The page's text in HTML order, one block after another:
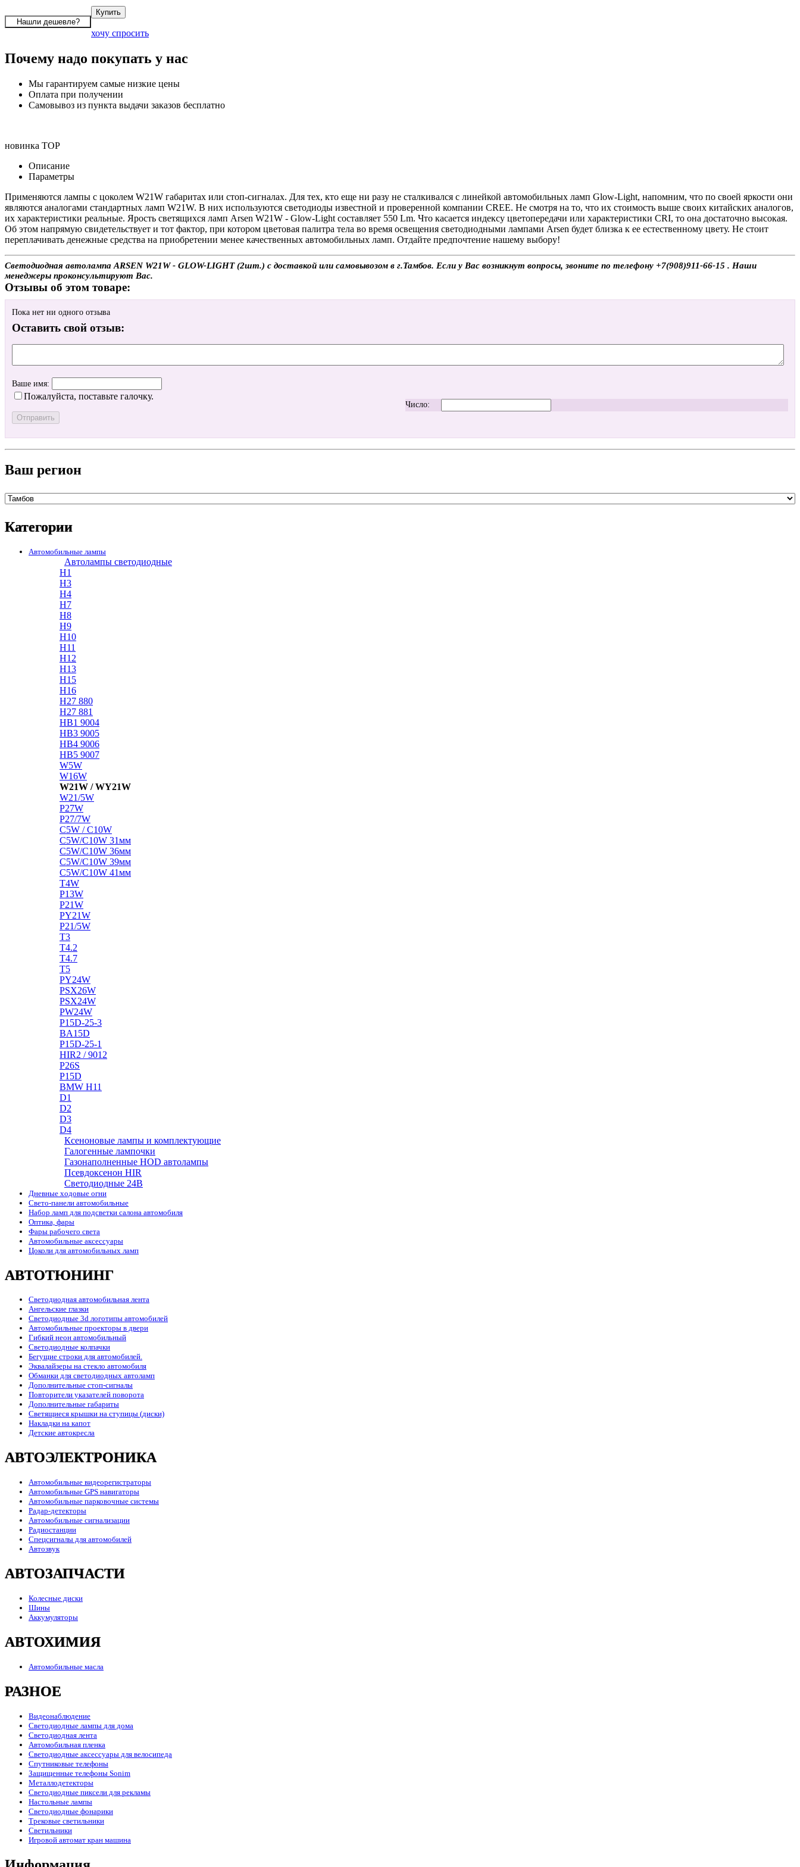
хочу спросить
Почему надо покупать у нас
Мы гарантируем самые низкие цены
Оплата при получении
Самовывоз из пункта выдачи заказов бесплатно
новинка TOP
Описание
Параметры
Применяются лампы с цоколем W21W габаритах или стоп-сигналах. Для тех, кто еще ни разу не сталкивался с линейкой автомобильных ламп Glow-Light, напомним, что по своей яркости они
являются аналогами стандартных ламп W21W. В них используются светодиоды известной и проверенной компании CREE. Не смотря на то, что их стоимость выше своих китайских аналогов,
их характеристики реальные. Ярость светящихся ламп Arsen W21W - Glow-Light составляет 550 Lm. Что касается индексу цветопередачи или характеристики CRI, то она достаточно высокая.
Об этом напрямую свидетельствует и тот фактор, при котором цветовая палитра тела во время освещения светодиодными лампами Arsen будет близка к ее естественному цвету. Не стоит
переплачивать денежные средства на приобретении менее качественных автомобильных ламп. Отдайте предпочтение нашему выбору!
Светодиодная автолампа ARSEN W21W - GLOW-LIGHT (2шт.) с доставкой или самовывозом в г.Тамбов. Если у Вас возникнут вопросы, звоните по телефону +7(908)911-66-15 . Наши
менеджеры проконсультируют Вас.
Отзывы об этом товаре:
Пока нет ни одного отзыва
Оставить свой отзыв:
Ваше имя:
Пожалуйста, поставьте галочку.
Число:
Ваш регион
Категории
Автомобильные лампы
Автолампы светодиодные
H1
H3
H4
H7
H8
H9
H10
H11
H12
H13
H15
H16
H27 880
H27 881
HB1 9004
HB3 9005
HB4 9006
HB5 9007
W5W
W16W
W21W / WY21W
W21/5W
P27W
P27/7W
C5W / C10W
C5W/C10W 31мм
C5W/C10W 36мм
C5W/C10W 39мм
C5W/C10W 41мм
T4W
P13W
P21W
PY21W
P21/5W
T3
T4.2
T4.7
T5
PY24W
PSX26W
PSX24W
PW24W
P15D-25-3
BA15D
P15D-25-1
HIR2 / 9012
P26S
P15D
BMW H11
D1
D2
D3
D4
Ксеноновые лампы и комплектующие
Галогенные лампочки
Газонаполненные HOD автолампы
Псевдоксенон HIR
Cветодиодные 24B
Дневные ходовые огни
Свето-панели автомобильные
Набор ламп для подсветки салона автомобиля
Оптика, фары
Фары рабочего света
Автомобильные аксессуары
Цоколи для автомобильных ламп
АВТОТЮНИНГ
Светодиодная автомобильная лента
Ангельские глазки
Светодиодные 3d логотипы автомобилей
Автомобильные проекторы в двери
Гибкий неон автомобильный
Светодиодные колпачки
Бегущие строки для автомобилей.
Эквалайзеры на стекло автомобиля
Обманки для светодиодных автоламп
Дополнительные стоп-сигналы
Повторители указателей поворота
Дополнительные габариты
Светящиеся крышки на ступицы (диски)
Накладки на капот
Детские автокресла
АВТОЭЛЕКТРОНИКА
Автомобильные видеорегистраторы
Автомобильные GPS навигаторы
Автомобильные парковочные системы
Радар-детекторы
Автомобильные сигнализации
Радиостанции
Спецсигналы для автомобилей
Автозвук
АВТОЗАПЧАСТИ
Колесные диски
Шины
Аккумуляторы
АВТОХИМИЯ
Автомобильные масла
РАЗНОЕ
Видеонаблюдение
Светодиодные лампы для дома
Светодиодная лента
Автомобильная пленка
Светодиодные аксессуары для велосипеда
Спутниковые телефоны
Защищенные телефоны Sonim
Металлодетекторы
Светодиодные пиксели для рекламы
Настольные лампы
Светодиодные фонарики
Трековые светильники
Светильники
Игровой автомат кран машина